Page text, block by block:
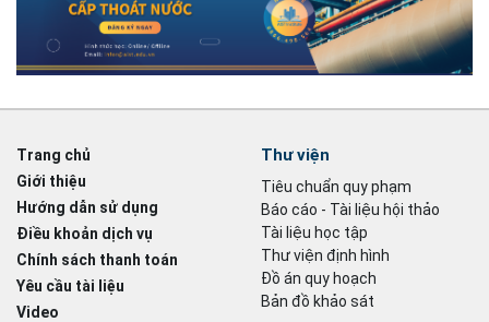
Trang chủ
Giới thiệu
Hướng dẫn sử dụng
Điều khoản dịch vụ
Chính sách thanh toán
Yêu cầu tài liệu
Video
Thư viện
Tiêu chuẩn quy phạm
Báo cáo - Tài liệu hội thảo
Tài liệu học tập
Thư viện định hình
Đồ án quy hoạch
Bản đồ khảo sát